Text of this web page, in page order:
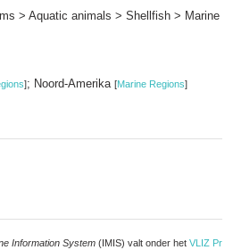
> Aquatic animals > Shellfish > Marine
]; Noord-Amerika [Marine Regions]
Information System (IMIS) valt onder het VLIZ